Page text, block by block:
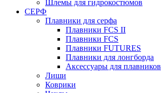
Шлемы для гидрокостюмов
СЕРФ
Плавники для серфа
Плавники FCS II
Плавники FCS
Плавники FUTURES
Плавники для лонгборда
Аксессуары для плавников
Лиши
Коврики